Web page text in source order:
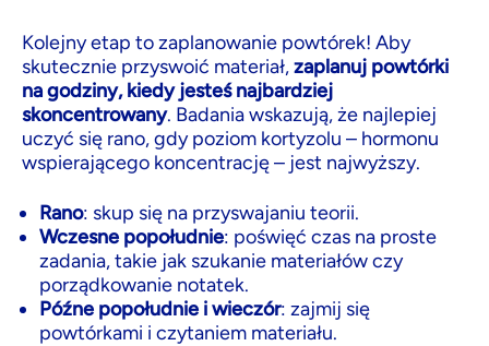
Kolejny etap to zaplanowanie powtórek! Aby
skutecznie przyswoić materiał,zaplanuj powtórki
na godziny, kiedy jesteś najbardziej
skoncentrowany. Badania wskazują, że najlepiej
uczyć się rano, gdy poziom kortyzolu – hormonu
wspierającego koncentrację – jest najwyższy.
Rano: skup się na przyswajaniu teorii.
Wczesne popołudnie: poświęć czas na proste
zadania, takie jak szukanie materiałów czy
porządkowanie notatek.
Późne popołudnie i wieczór: zajmij się
powtórkami i czytaniem materiału.